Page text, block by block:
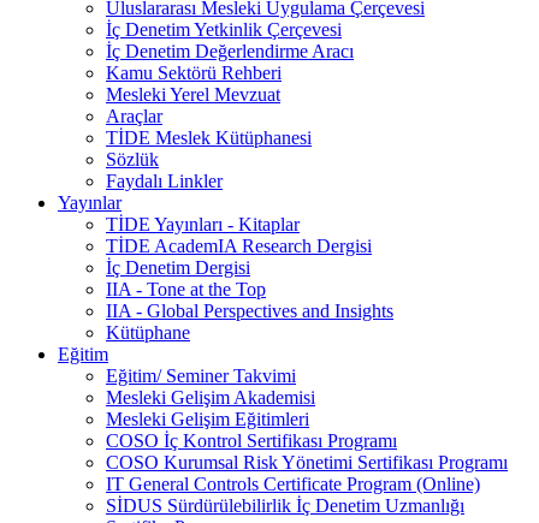
Uluslararası Mesleki Uygulama Çerçevesi
İç Denetim Yetkinlik Çerçevesi
İç Denetim Değerlendirme Aracı
Kamu Sektörü Rehberi
Mesleki Yerel Mevzuat
Araçlar
TİDE Meslek Kütüphanesi
Sözlük
Faydalı Linkler
Yayınlar
TİDE Yayınları - Kitaplar
TİDE AcademIA Research Dergisi
İç Denetim Dergisi
IIA - Tone at the Top
IIA - Global Perspectives and Insights
Kütüphane
Eğitim
Eğitim/ Seminer Takvimi
Mesleki Gelişim Akademisi
Mesleki Gelişim Eğitimleri
COSO İç Kontrol Sertifikası Programı
COSO Kurumsal Risk Yönetimi Sertifikası Programı
IT General Controls Certificate Program (Online)
SİDUS Sürdürülebilirlik İç Denetim Uzmanlığı